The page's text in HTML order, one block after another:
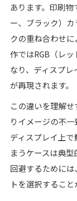
あります。印刷
ー、ブラック）
クの重ね合わせ
作ではRGB（レ
なり、ディスプ
が再現されます。
この違いを理解
りイメージの不一
ディスプレイ上
まうケースは典
回避するために
トを選択すること